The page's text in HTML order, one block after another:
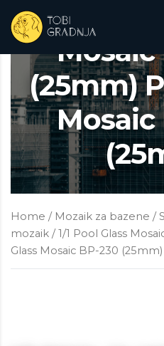
1/1
Mosaic
(25mm)
Mosaic
Home / Mozaik za bazene /
mozaik / 1/1 Pool Glass
Glass Mosaic BP-230 (25mm)